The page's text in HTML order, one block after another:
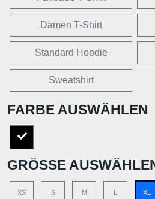
Damen T-Shirt
Standard Hoodie
Sweatshirt
FARBE AUSWÄHLEN
GRÖSSE AUSWÄHLEN
XS S M XL